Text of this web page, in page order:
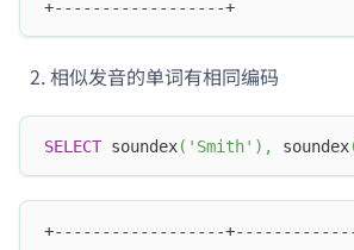
+------------------+
相似发音的单词有相同编码
SELECT soundex( 'Smith' ) , soundex
+------------------